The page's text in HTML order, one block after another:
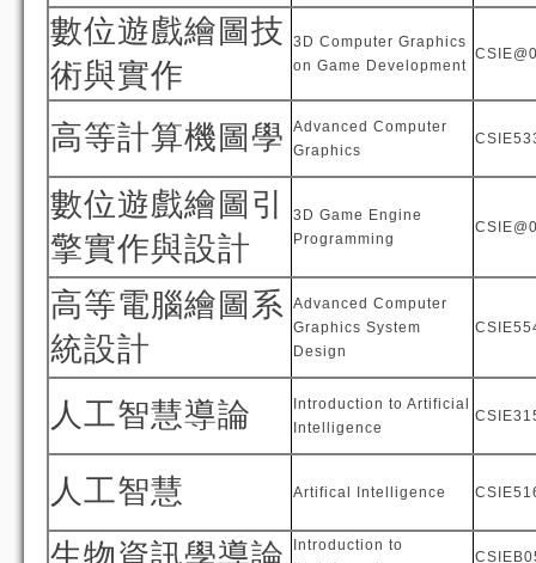
數位遊戲繪圖技
術與實作
3D Computer Graphics
on Game Development
高等計算機圖學
Advanced Computer
Graphics
數位遊戲繪圖引
擎實作與設計
3D Game Engine
Programming
高等電腦繪圖系
統設計
Advanced Computer
Graphics System
Design
人工智慧導論
Introduction to Artificial
Intelligence
人工智慧 Artifical Intelligence
生物資訊學導論
Introduction to